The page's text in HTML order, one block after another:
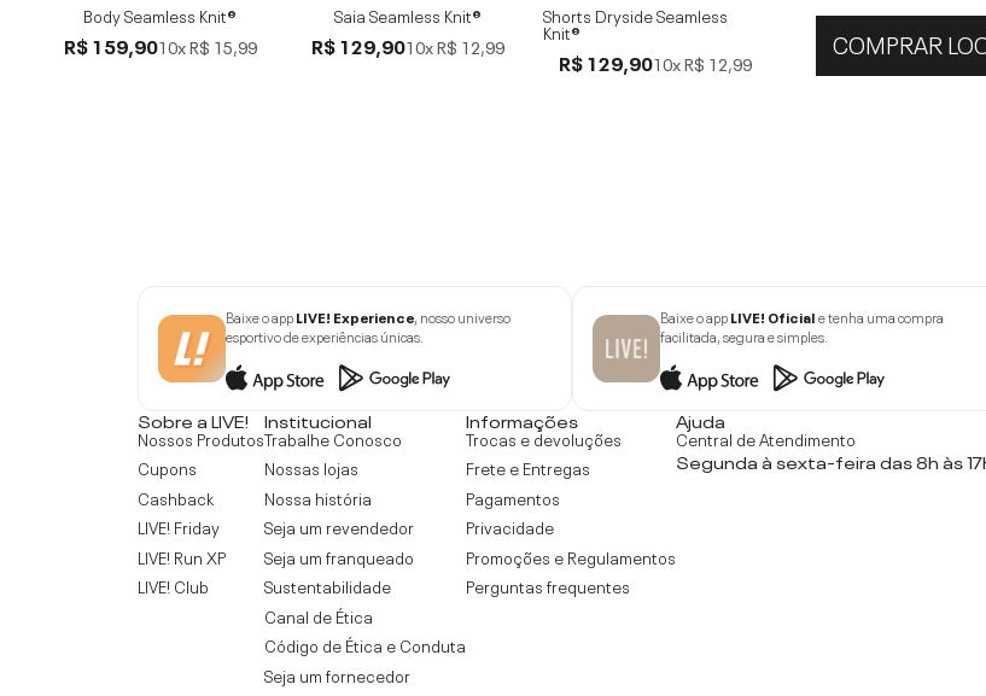
Body Seamless Knit®
R$ 159,9010xR$ 15,99
Saia Seamless Knit®
R$ 129,9010xR$ 12,99
Shorts Dryside Seamless
Knit®
R$ 129,9010xR$ 12,99
COMPRAR
Baixe o appLIVE! Experience, nosso universo
esportivo de experiências únicas.
Baixe o appLIVE! Oficiale tenha uma compra
facilitada, segura e simples.
Sobre a LIVE!
Nossos Produtos
Cupons
Cashback
LIVE! Friday
LIVE! Run XP
LIVE! Club
Institucional
Trabalhe Conosco
Nossas lojas
Nossa história
Seja um revendedor
Seja um franqueado
Sustentabilidade
Canal de Ética
Código de Ética e Conduta
Seja um fornecedor
Informações
Trocas e devoluções
Frete e Entregas
Pagamentos
Privacidade
Promoções e Regulamentos
Perguntas frequentes
Ajuda
Central de Atendimento
Segunda à sexta-feira das 8h às